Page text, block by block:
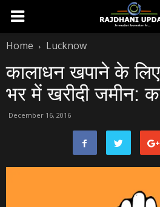
Home Lucknow
कालाधन खपाने के
भर में खरीदी जमीन:
December 16, 2016